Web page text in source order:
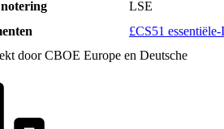
LSE
£CS51
door CBOE Europe en Deutsche